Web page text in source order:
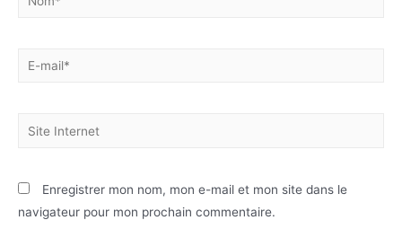
Enregistrer mon nom, mon e-mail et mon site dans le
navigateur pour mon prochain commentaire.